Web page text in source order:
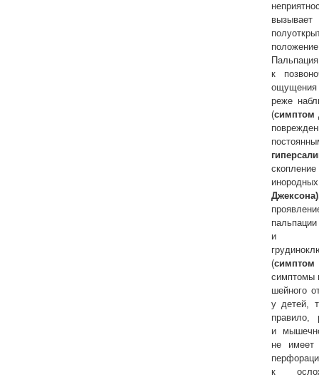
к
ощущения
реже
(симптом
и
(
симптомы
шейного
у детей,
правило,
и
не имеет
к